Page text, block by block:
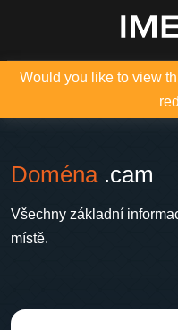
Would you like to view
Doména.cam
Všechny základní
místě.